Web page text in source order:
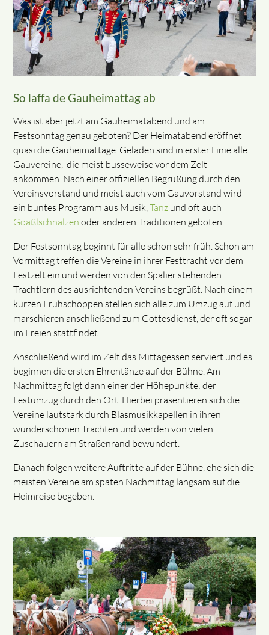
So laffa de Gauheimattag ab
Was ist aber jetzt am Gauheimatabend und am
Festsonntag genau geboten? Der Heimatabend eröffnet
quasi die Gauheimattage. Geladen sind in erster Linie alle
Gauvereine, die meist busseweise vor dem Zelt
ankommen. Nach einer offiziellen Begrüßung durch den
Vereinsvorstand und meist auch vom Gauvorstand wird
ein buntes Programm aus Musik,Tanz und oft auch
Goaßlschnalzen oder anderen Traditionen geboten.
Der Festsonntag beginnt für alle schon sehr früh. Schon am
Vormittag treffen die Vereine in ihrer Festtracht vor dem
Festzelt ein und werden von den Spalier stehenden
Trachtlern des ausrichtenden Vereins begrüßt. Nach einem
kurzen Frühschoppen stellen sich alle zum Umzug auf und
marschieren anschließend zum Gottesdienst, der oft sogar
im Freien stattfindet.
Anschließend wird im Zelt das Mittagessen serviert und es
beginnen die ersten Ehrentänze auf der Bühne. Am
Nachmittag folgt dann einer der Höhepunkte: der
Festumzug durch den Ort. Hierbei präsentieren sich die
Vereine lautstark durch Blasmusikkapellen in ihren
wunderschönen Trachten und werden von vielen
Zuschauern am Straßenrand bewundert.
Danach folgen weitere Auftritte auf der Bühne, ehe sich die
meisten Vereine am späten Nachmittag langsam auf die
Heimreise begeben.